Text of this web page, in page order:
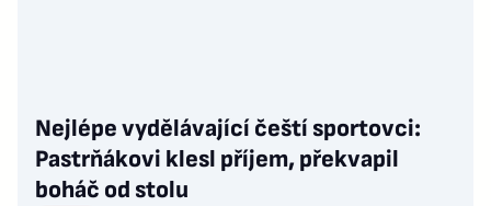
Nejlépe vydělávající čeští sportovci:
Pastrňákovi klesl příjem, překvapil
boháč od stolu